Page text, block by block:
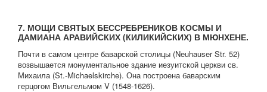
7. МОЩИ СВЯТЫХ БЕССРЕБРЕНИКОВ КОСМЫ И
ДАМИАНА АРАВИЙСКИХ (КИЛИКИЙСКИХ) В МЮНХЕНЕ.
Почти в самом центре баварской столицы (Neuhauser Str. 52)
возвышается монументальное здание иезуитской церкви св.
Михаила (St.-Michaelskirche). Она построена баварским
герцогом Вильгельмом V (1548-1626).